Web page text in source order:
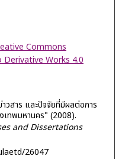
Commons
Works 4.0
วสาร และปัจจัยที่มีผลต่อการ
เทพมหานคร" (2008).
and Dissertations
26047